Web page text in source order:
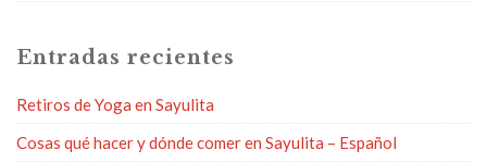
Entradas recientes
Retiros de Yoga en Sayulita
Cosas qué hacer y dónde comer en Sayulita – Español